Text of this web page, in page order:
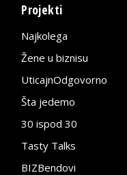
Projekti
Najkolega
Žene u biznisu
UticajnOdgovorno
Šta jedemo
30 ispod 30
Tasty Talks
BIZBendovi